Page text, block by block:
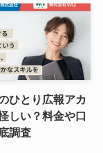
ひとり広報アカ
しい？料金や口
調査